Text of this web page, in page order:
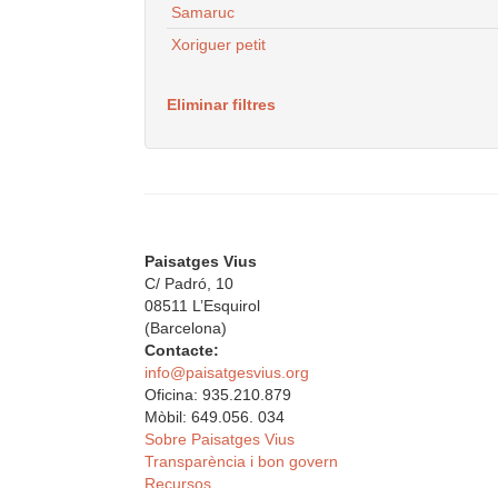
Samaruc
Xoriguer petit
Eliminar filtres
Paisatges Vius
C/ Padró, 10
08511 L’Esquirol
(Barcelona)
Contacte:
info@paisatgesvius.org
Oficina: 935.210.879
Mòbil: 649.056. 034
Sobre Paisatges Vius
Transparència i bon govern
Recursos